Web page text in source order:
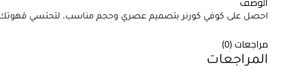
احصل على كوفي كورنر بتصميم عصري وحجم مناسب، لتحتسي قهوتك
مراجعات (0)
المراجعات